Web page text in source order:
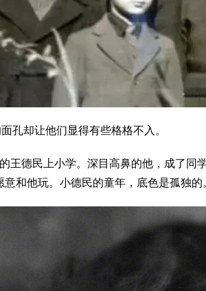
孔却让他们显得有些格格不入。
王德民上小学。深目高鼻的他，成了同
意和他玩。小德民的童年，底色是孤独的